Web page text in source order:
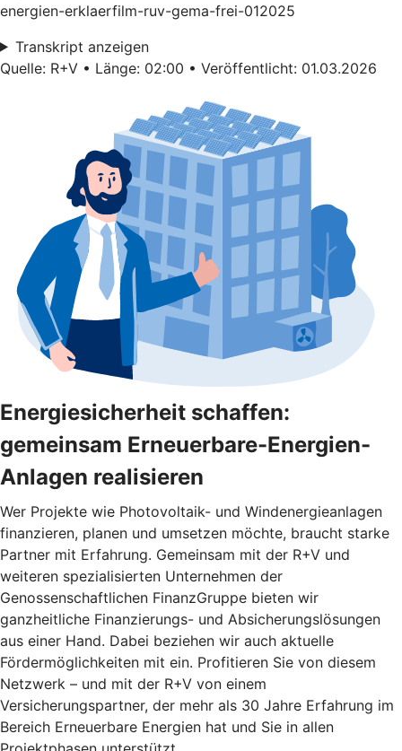
energien-erklaerfilm-ruv-gema-frei-012025
Transkript anzeigen
Quelle: R+V • Länge: 02:00 • Veröffentlicht: 01.03.2026
Energiesicherheit schaffen:
gemeinsam Erneuerbare-Energien-
Anlagen realisieren
Wer Projekte wie Photovoltaik- und Windenergieanlagen
finanzieren, planen und umsetzen möchte, braucht starke
Partner mit Erfahrung. Gemeinsam mit der R+V und
weiteren spezialisierten Unternehmen der
Genossenschaftlichen FinanzGruppe bieten wir
ganzheitliche Finanzierungs- und Absicherungslösungen
aus einer Hand. Dabei beziehen wir auch aktuelle
Fördermöglichkeiten mit ein. Profitieren Sie von diesem
Netzwerk – und mit der R+V von einem
Versicherungspartner, der mehr als 30 Jahre Erfahrung im
Bereich Erneuerbare Energien hat und Sie in allen